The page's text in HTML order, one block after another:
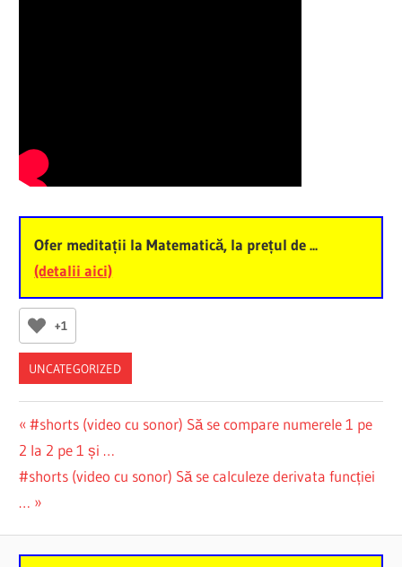
Ofer meditații la Matematică, la prețul de ...
(detalii aici)
+1
UNCATEGORIZED
Post
navigation
Previous
Post:
#shorts (video cu sonor) Să se compare numerele 1 pe
2 la 2 pe 1 și …
Next
Post:
#shorts (video cu sonor) Să se calculeze derivata funcției
…